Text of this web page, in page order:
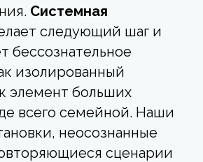
Системная
следующий шаг и
бессознательное
изолированный
элемент больших
всего семейной. Наши
неосознанные
сценарии